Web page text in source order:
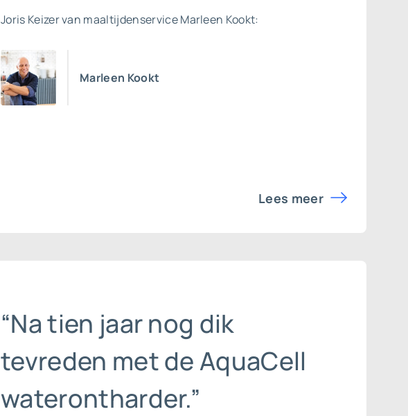
Joris Keizer van maaltijdenservice Marleen Kookt:
Marleen Kookt
Lees meer
“Na tien jaar nog dik
tevreden met de AquaCell
waterontharder.”